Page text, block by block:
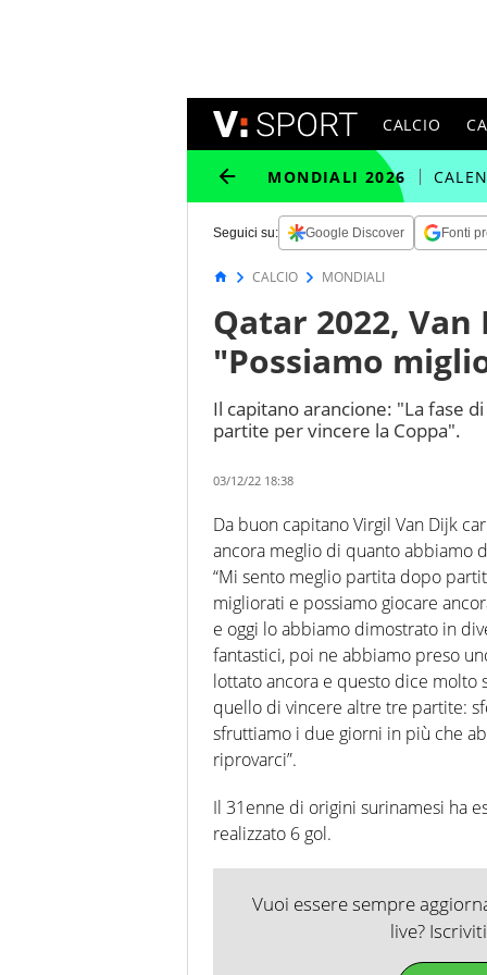
CALCIO
MONDIALI 2026
Seguici su: Google Discover Fonti
CALCIO MONDIALI
Qatar 2022,
"Possiamo
Il capitano arancione: "La fase
partite per vincere la Coppa".
03/12/22 18:38
Da buon capitano Virgil Van Dijk
ancora meglio di quanto abbiamo
“Mi sento meglio partita dopo
migliorati e possiamo giocare
e oggi lo abbiamo dimostrato in
fantastici, poi ne abbiamo preso
lottato ancora e questo dice molto
quello di vincere altre tre partite:
sfruttiamo i due giorni in più che
riprovarci”.
Il 31enne di origini surinamesi ha
realizzato 6 gol.
Vuoi essere sempre
live?